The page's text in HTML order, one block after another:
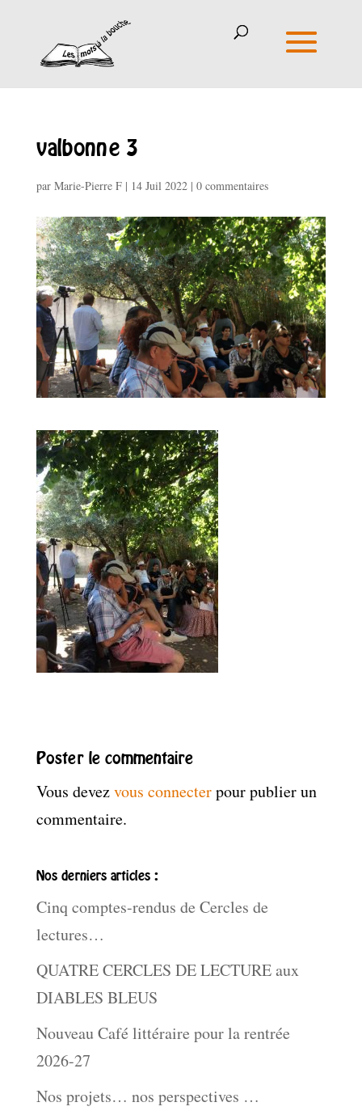
valbonne 3
par Marie-Pierre F| 14 Juil 2022| 0 commentaires
Poster le commentaire
Vous devezvous connecterpour publier un
commentaire.
Nos derniers articles :
Cinq comptes-rendus de Cercles de
lectures…
QUATRE CERCLES DE LECTURE aux
DIABLES BLEUS
Nouveau Café littéraire pour la rentrée
2026-27
Nos projets… nos perspectives …